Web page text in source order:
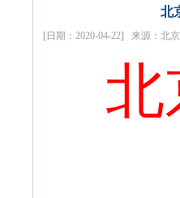
北
[日期：2020-04-22] 来源：北
北